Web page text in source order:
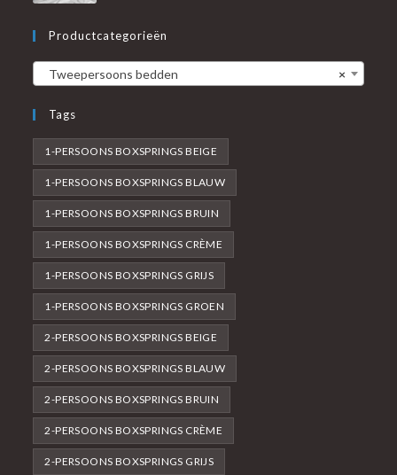
Productcategorieën
×
Tweepersoons bedden
Tags
1-PERSOONS BOXSPRINGS BEIGE
1-PERSOONS BOXSPRINGS BLAUW
1-PERSOONS BOXSPRINGS BRUIN
1-PERSOONS BOXSPRINGS CRÈME
1-PERSOONS BOXSPRINGS GRIJS
1-PERSOONS BOXSPRINGS GROEN
2-PERSOONS BOXSPRINGS BEIGE
2-PERSOONS BOXSPRINGS BLAUW
2-PERSOONS BOXSPRINGS BRUIN
2-PERSOONS BOXSPRINGS CRÈME
2-PERSOONS BOXSPRINGS GRIJS